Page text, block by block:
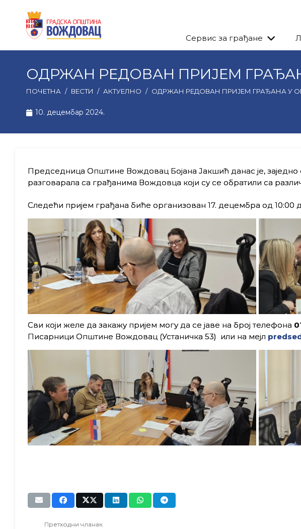
Сервис за грађане
ОДРЖАН РЕДОВАН ПРИЈЕМ
ПОЧЕТНА / ВЕСТИ / АКТУЕЛНО / ОДРЖАН РЕДОВАН ПРИЈЕМ ГРАЂАНА У
10. децембар 2024.
Председница Општине Вождовац Бојана Јакшић данас је,
разговарала са грађанима Вождовца који су се обратили са
Следећи пријем грађана биће организован 17. децембра од 10:00
Сви који желе да закажу пријем могу да се јаве на број телефона
Писарници Општине Вождовац (Устаничка 53) или на мејл
Претходни чланак